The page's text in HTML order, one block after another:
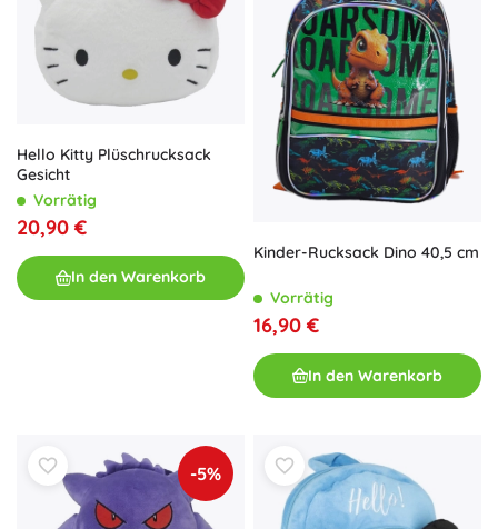
Hello Kitty Plüschrucksack
Gesicht
Vorrätig
20,90 €
In den Warenkorb
Kinder-Rucksack Dino 40,5 cm
Vorrätig
16,90 €
In den Warenkorb
-5%